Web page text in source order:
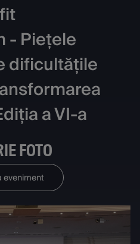
- Piețele
dificultățile
a VI-a
FOTO
eveniment